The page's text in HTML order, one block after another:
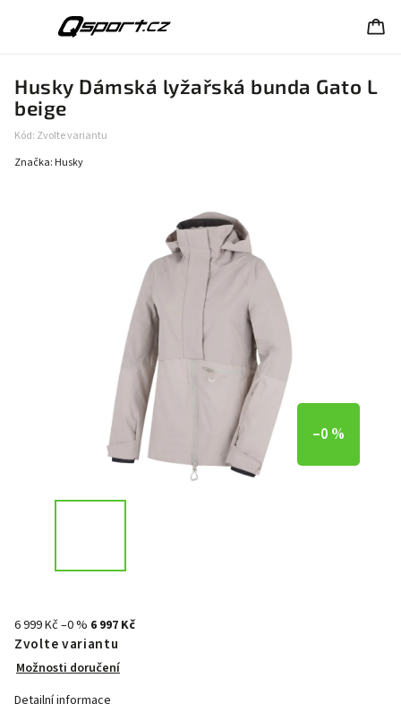
Husky Dámská lyžařská bunda Gato L
beige
Kód: Zvolte variantu
Značka: Husky
–0 %
6 999 Kč–0 % 6 997 Kč
Zvolte variantu
Možnosti doručení
Detailní informace